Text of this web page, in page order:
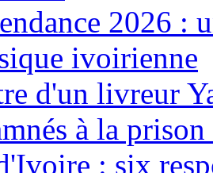
2026 :
ivoirienne
d'un livreur
à la
: six